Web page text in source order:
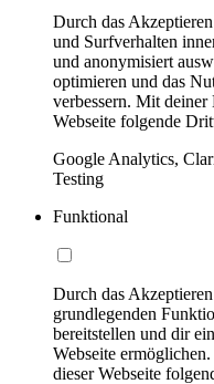
Durch das
und Surfverhalten
und anonymisiert
optimieren und das
verbessern. Mit
Webseite folgende
Google Analytics,
Testing
Funktional
Durch das
grundlegenden
bereitstellen und dir
Webseite
dieser Webseite